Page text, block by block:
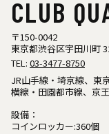
CLUB
〒150-0042
東京都渋谷区宇田川町
TEL: 03-3477-8750
JR山手線・埼京線、東
横線・田園都市線、京
設備：
コインロッカー:360個